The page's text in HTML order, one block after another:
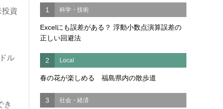
資
ル
き
1 科学・技術
Excelにも誤差がある？ 浮動小数点演算誤差の
正しい回避法
2 Local
春の花が楽しめる 福島県内の散歩道
3 社会・経済